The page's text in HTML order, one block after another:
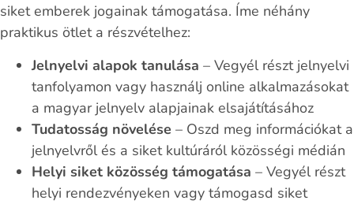
siket emberek jogainak támogatása. Íme néhány
praktikus ötlet a részvételhez:
Jelnyelvi alapok tanulása – Vegyél részt jelnyelvi
tanfolyamon vagy használj online alkalmazásokat
a magyar jelnyelv alapjainak elsajátításához
Tudatosság növelése – Oszd meg információkat a
jelnyelvről és a siket kultúráról közösségi médián
Helyi siket közösség támogatása – Vegyél részt
helyi rendezvényeken vagy támogasd siket